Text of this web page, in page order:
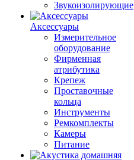
Звукоизолирующие
Аксессуары
Измерительное
оборудование
Фирменная
атрибутика
Крепеж
Проставочные
кольца
Инструменты
Ремкомплекты
Камеры
Питание